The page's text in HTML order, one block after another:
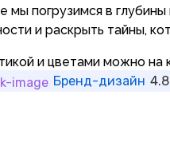
мы погрузимся в
и раскрыть тайны,
и цветами можно на
Бренд-дизайн 4.8